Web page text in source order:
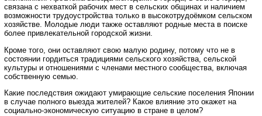
связана с нехваткой рабочих мест в сельских общинах и наличием
возможности трудоустройства только в высокотрудоёмком сельском
хозяйстве. Молодые люди также оставляют родные места в поиске
более привлекательной городской жизни.
Кроме того, они оставляют свою малую родину, потому что не в
состоянии гордиться традициями сельского хозяйства, сельской
культуры и отношениями с членами местного сообщества, включая
собственную семью.
Какие последствия ожидают умирающие сельские поселения Японии
в случае полного выезда жителей? Какое влияние это окажет на
социально-экономическую ситуацию в стране в целом?